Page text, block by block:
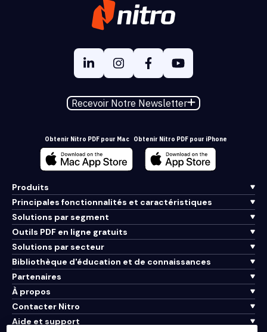
Recevoir Notre Newsletter
Obtenir Nitro PDF pour Mac Obtenir Nitro PDF pour iPhone
Produits
Principales fonctionnalités et caractéristiques
Solutions par segment
Outils PDF en ligne gratuits
Solutions par secteur
Bibliothèque d'éducation et de connaissances
Partenaires
À propos
Contacter Nitro
Aide et support